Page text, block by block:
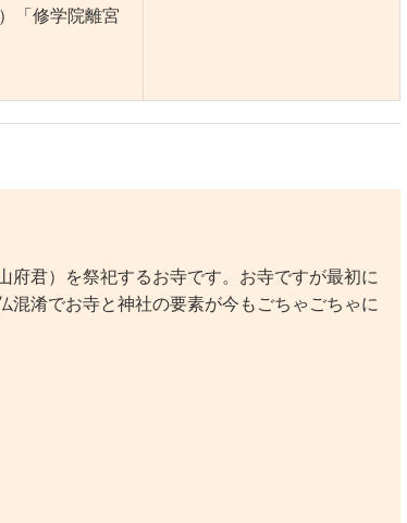
「修学院離宮
君）を祭祀するお寺です。お寺ですが最初に
混淆でお寺と神社の要素が今もごちゃごちゃに